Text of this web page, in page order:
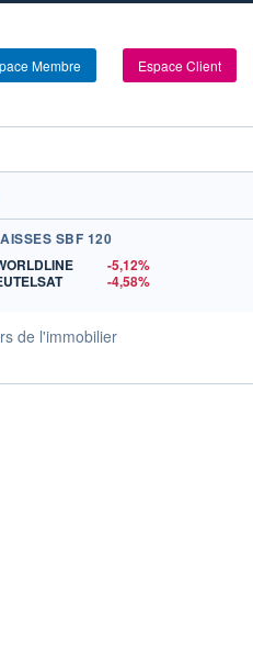
Membre Espace Client
SBF 120
-5,12%
-4,58%
de l'immobilier